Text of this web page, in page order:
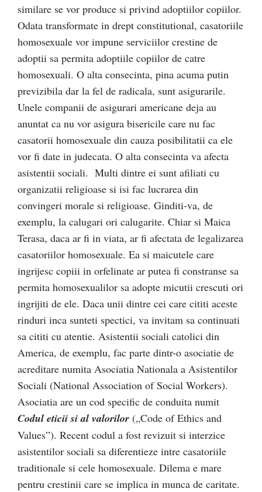
similare se vor produce si privind adoptiilor copiilor.
Odata transformate in drept constitutional, casatoriile
homosexuale vor impune serviciilor crestine de
adoptii sa permita adoptiile copiilor de catre
homosexuali. O alta consecinta, pina acuma putin
previzibila dar la fel de radicala, sunt asigurarile.
Unele companii de asigurari americane deja au
anuntat ca nu vor asigura bisericile care nu fac
casatorii homosexuale din cauza posibilitatii ca ele
vor fi date in judecata. O alta consecinta va afecta
asistentii sociali. Multi dintre ei sunt afiliati cu
organizatii religioase si isi fac lucrarea din
convingeri morale si religioase. Ginditi-va, de
exemplu, la calugari ori calugarite. Chiar si Maica
Terasa, daca ar fi in viata, ar fi afectata de legalizarea
casatoriilor homosexuale. Ea si maicutele care
ingrijesc copiii in orfelinate ar putea fi constranse sa
permita homosexualilor sa adopte micutii crescuti ori
ingrijiti de ele. Daca unii dintre cei care cititi aceste
rinduri inca sunteti spectici, va invitam sa continuati
sa cititi cu atentie. Asistentii sociali catolici din
America, de exemplu, fac parte dintr-o asociatie de
acreditare numita Asociatia Nationala a Asistentilor
Sociali (National Association of Social Workers).
Asociatia are un cod specific de conduita numit
Codul eticii si al valorilor („Code of Ethics and
Values”). Recent codul a fost revizuit si interzice
asistentilor sociali sa diferentieze intre casatoriile
traditionale si cele homosexuale. Dilema e mare
pentru crestinii care se implica in munca de caritate.